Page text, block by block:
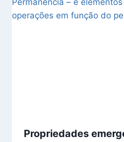
Propriedades